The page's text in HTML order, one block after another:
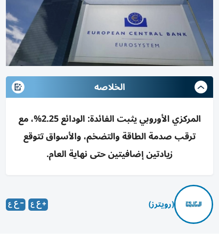
الخلاصه
المركزي الأوروبي يثبت الفائدة: الودائع 2.25%، مع
ترقب صدمة الطاقة والتضخم، والأسواق تتوقع
زيادتين إضافيتين حتى نهاية العام.
(رويترز)